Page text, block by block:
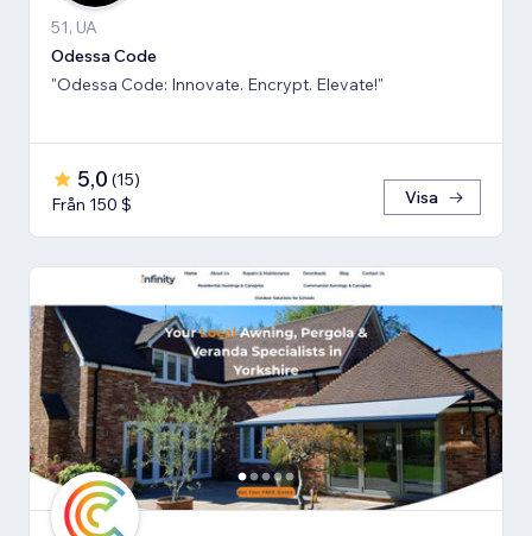
51, UA
Odessa Code
"Odessa Code: Innovate. Encrypt. Elevate!"
5,0 (15)
Från 150 $
Visa